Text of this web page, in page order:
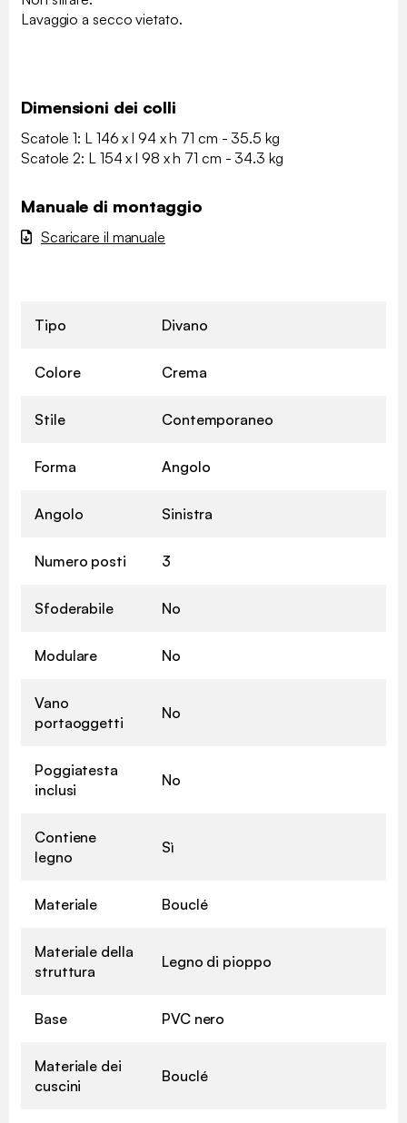
Lavaggio a secco vietato.
Dimensioni dei colli
Scatole 1: L 146 x l 94 x h 71 cm - 35.5 kg
Scatole 2: L 154 x l 98 x h 71 cm - 34.3 kg
Manuale di montaggio
Scaricare il manuale
Tipo Divano
Colore Crema
Stile Contemporaneo
Forma Angolo
Angolo Sinistra
Numero posti 3
Sfoderabile No
Modulare No
Vano
portaoggetti
No
Poggiatesta
inclusi
No
Contiene
legno
Sì
Materiale Bouclé
Materiale della
struttura
Legno di pioppo
Base PVC nero
Materiale dei
cuscini
Bouclé